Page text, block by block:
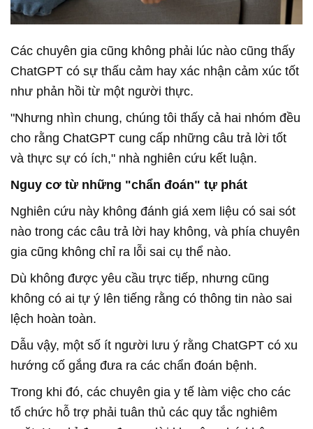
Các chuyên gia cũng không phải lúc nào cũng thấy
ChatGPT có sự thấu cảm hay xác nhận cảm xúc tốt
như phản hồi từ một người thực.
"Nhưng nhìn chung, chúng tôi thấy cả hai nhóm đều
cho rằng ChatGPT cung cấp những câu trả lời tốt
và thực sự có ích," nhà nghiên cứu kết luận.
Nguy cơ từ những "chẩn đoán" tự phát
Nghiên cứu này không đánh giá xem liệu có sai sót
nào trong các câu trả lời hay không, và phía chuyên
gia cũng không chỉ ra lỗi sai cụ thể nào.
Dù không được yêu cầu trực tiếp, nhưng cũng
không có ai tự ý lên tiếng rằng có thông tin nào sai
lệch hoàn toàn.
Dẫu vậy, một số ít người lưu ý rằng ChatGPT có xu
hướng cố gắng đưa ra các chẩn đoán bệnh.
Trong khi đó, các chuyên gia y tế làm việc cho các
tổ chức hỗ trợ phải tuân thủ các quy tắc nghiêm